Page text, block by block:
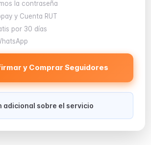
la contraseña
y Cuenta RUT
por 30 días
y Comprar Seguidores
adicional sobre el servicio